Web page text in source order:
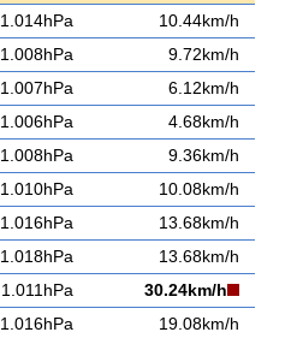
1.014hPa 10.44km/h
1.008hPa 9.72km/h
1.007hPa 6.12km/h
1.006hPa 4.68km/h
1.008hPa 9.36km/h
1.010hPa 10.08km/h
1.016hPa 13.68km/h
1.018hPa 13.68km/h
1.011hPa 30.24km/h
1.016hPa 19.08km/h